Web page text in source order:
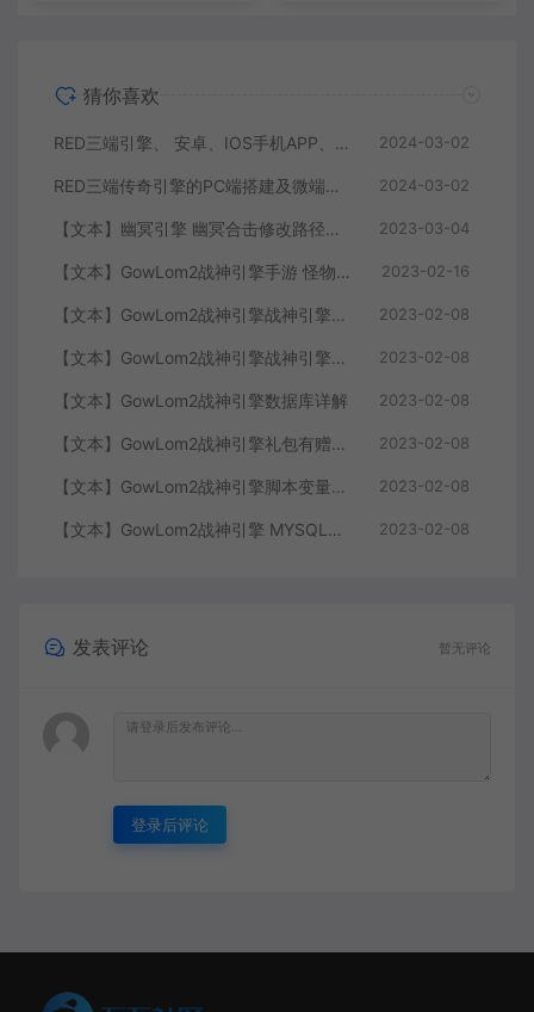
猜你喜欢
RED三端引擎、 安卓、IOS手机APP、列表修改、及微端的搭建方法-特约制作 2024-03-02
RED三端传奇引擎的PC端搭建及微端服务器搭建教程 2024-03-02
【文本】幽冥引擎 幽冥合击修改路径大全 部分注释介绍 2023-03-04
【文本】GowLom2战神引擎手游 怪物部分攻击代码 2023-02-16
【文本】GowLom2战神引擎战神引擎复古传奇 玩家属性 2023-02-08
【文本】GowLom2战神引擎战神引擎DB表mir库 详细介绍 2023-02-08
【文本】GowLom2战神引擎数据库详解 2023-02-08
【文本】GowLom2战神引擎礼包有赠字修改掉 可以丢弃 2023-02-08
【文本】GowLom2战神引擎脚本变量大全 2023-02-08
【文本】GowLom2战神引擎 MYSQL安装时出现问题（The service already exists） 2023-02-08
发表评论 暂无评论
登录后评论